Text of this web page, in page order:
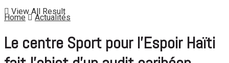
View All Result
Home Actualités
Le centre Sport pour l’Espoir Haïti